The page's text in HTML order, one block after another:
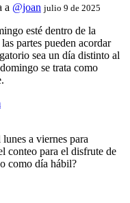
a @joan julio 9 de 2025
esté dentro de la
partes pueden acordar
sea un día distinto al
se trata como
a viernes para
conteo para el disfrute de
como día hábil?